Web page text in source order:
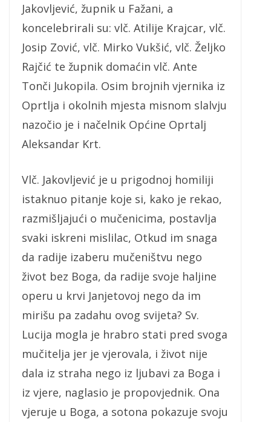
Jakovljević, župnik u Fažani, a
koncelebrirali su: vlč. Atilije Krajcar, vlč.
Josip Zović, vlč. Mirko Vukšić, vlč. Željko
Rajčić te župnik domaćin vlč. Ante
Tonči Jukopila. Osim brojnih vjernika iz
Oprtlja i okolnih mjesta misnom slalvju
nazočio je i načelnik Općine Oprtalj
Aleksandar Krt.
Vlč. Jakovljević je u prigodnoj homiliji
istaknuo pitanje koje si, kako je rekao,
razmišljajući o mučenicima, postavlja
svaki iskreni mislilac, Otkud im snaga
da radije izaberu mučeništvu nego
život bez Boga, da radije svoje haljine
operu u krvi Janjetovoj nego da im
mirišu pa zadahu ovog svijeta? Sv.
Lucija mogla je hrabro stati pred svoga
mučitelja jer je vjerovala, i život nije
dala iz straha nego iz ljubavi za Boga i
iz vjere, naglasio je propovjednik. Ona
vjeruje u Boga, a sotona pokazuje svoju